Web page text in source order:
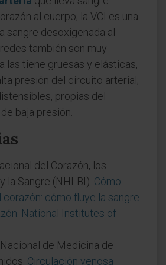
al cuerpo; la VCI es una
sangre desoxigenada al
también son muy
las tiene gruesas y elásticas,
presión del circuito arterial;
propias del
baja presión.
del Corazón, los
la Sangre (NHLBI). Cómo
corazón: cómo fluye la sangre
National Institutes of
de Medicina de
Circulación venosa